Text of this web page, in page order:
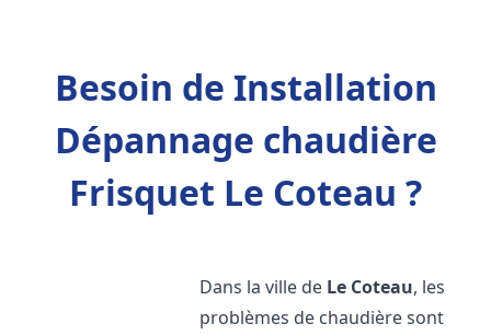
Besoin de Installation
Dépannage chaudière
Frisquet Le Coteau ?
Dans la ville de Le Coteau, les
problèmes de chaudière sont